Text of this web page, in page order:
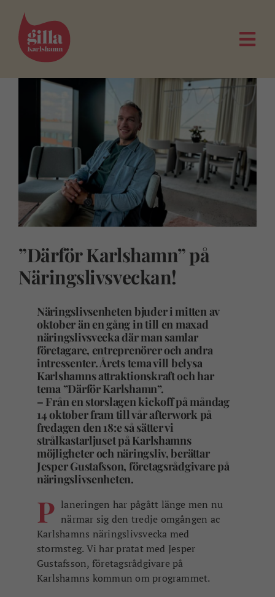
innehållet
”Därför Karlshamn” på
Näringslivsveckan!
Näringslivsenheten bjuder i mitten av
oktober än en gång in till en maxad
näringslivsvecka där man samlar
företagare, entreprenörer och andra
intressenter. Årets tema vill belysa
Karlshamns attraktionskraft och har
tema ”Därför Karlshamn”.
– Från en storslagen kickoff på måndag
14 oktober fram till vår afterwork på
fredagen den 18:e så sätter vi
strålkastarljuset på Karlshamns
möjligheter och näringsliv, berättar
Jesper Gustafsson, företagsrådgivare på
näringslivsenheten.
P laneringen har pågått länge men nu
närmar sig den tredje omgången ac
Karlshamns näringslivsvecka med
stormsteg. Vi har pratat med Jesper
Gustafsson, företagsrådgivare på
Karlshamns kommun om programmet.